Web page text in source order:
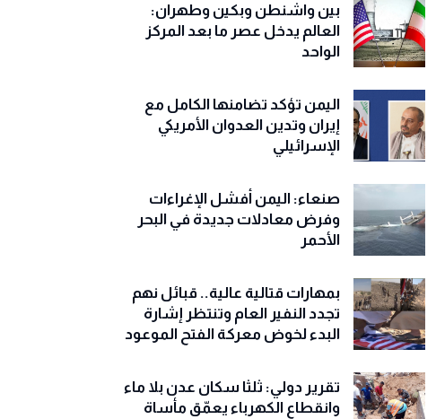
بين واشنطن وبكين وطهران:
العالم يدخل عصر ما بعد المركز
الواحد
اليمن تؤكد تضامنها الكامل مع
إيران وتدين العدوان الأمريكي
الإسرائيلي
صنعاء: اليمن أفشل الإغراءات
وفرض معادلات جديدة في البحر
الأحمر
بمهارات قتالية عالية.. قبائل نهم
تجدد النفير العام وتنتظر إشارة
البدء لخوض معركة الفتح الموعود
تقرير دولي: ثلثا سكان عدن بلا ماء
وانقطاع الكهرباء يعمّق مأساة